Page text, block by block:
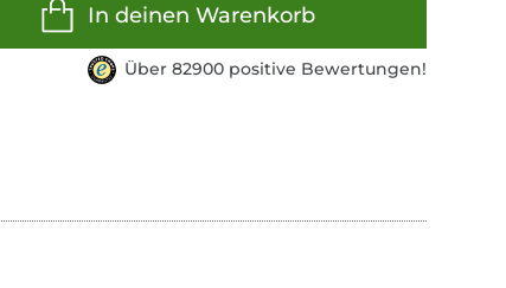
In deinen Warenkorb
Über 82900 positive Bewertungen!